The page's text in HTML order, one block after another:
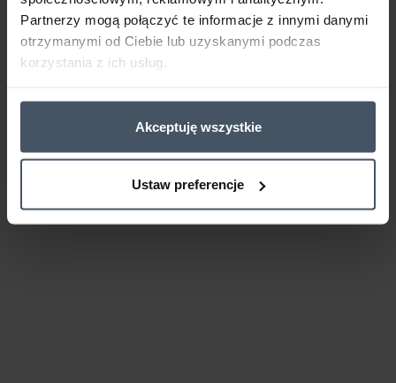
Partnerzy mogą połączyć te informacje z innymi danymi
otrzymanymi od Ciebie lub uzyskanymi podczas
korzystania z ich usług.
Akceptuję wszystkie
Ustaw preferencje